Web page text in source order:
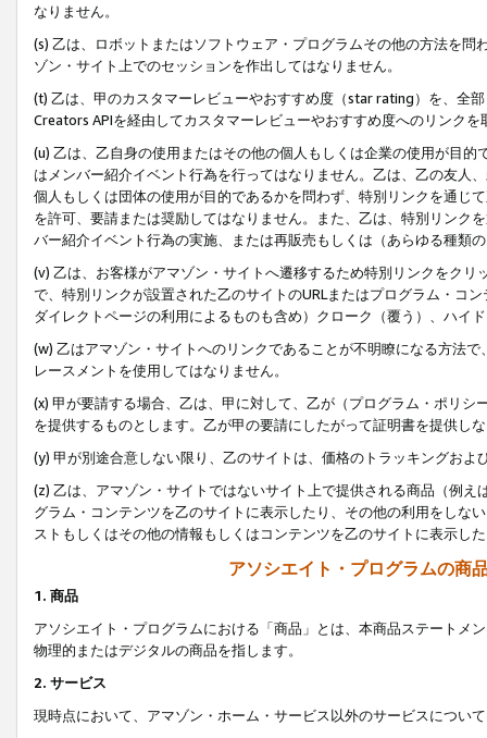
なりません。
(s) 乙は、ロボットまたはソフトウェア・プログラムその他の方法を
ゾン・サイト上でのセッションを作出してはなりません。
(t) 乙は、甲のカスタマーレビューやおすすめ度（star rating）を、全
Creators APIを経由してカスタマーレビューやおすすめ度へのリンクを
(u) 乙は、乙自身の使用またはその他の個人もしくは企業の使用が目
はメンバー紹介イベント行為を行ってはなりません。乙は、乙の友人
個人もしくは団体の使用が目的であるかを問わず、特別リンクを通じ
を許可、要請または奨励してはなりません。また、乙は、特別リンク
バー紹介イベント行為の実施、または再販売もしくは（あらゆる種類
(v) 乙は、お客様がアマゾン・サイトへ遷移するため特別リンクをク
で、特別リンクが設置された乙のサイトのURLまたはプログラム・コ
ダイレクトページの利用によるものも含め）クローク（覆う）、ハイ
(w) 乙はアマゾン・サイトへのリンクであることが不明瞭になる方法
レースメントを使用してはなりません。
(x) 甲が要請する場合、乙は、甲に対して、乙が（プログラム・ポリ
を提供するものとします。乙が甲の要請にしたがって証明書を提供し
(y) 甲が別途合意しない限り、乙のサイトは、価格のトラッキングお
(z) 乙は、アマゾン・サイトではないサイト上で提供される商品（例
グラム・コンテンツを乙のサイトに表示したり、その他の利用をしな
ストもしくはその他の情報もしくはコンテンツを乙のサイトに表示し
アソシエイト・プログラムの商
1. 商品
アソシエイト・プログラムにおける「商品」とは、本商品ステートメ
物理的またはデジタルの商品を指します。
2. サービス
現時点において、アマゾン・ホーム・サービス以外のサービスについ